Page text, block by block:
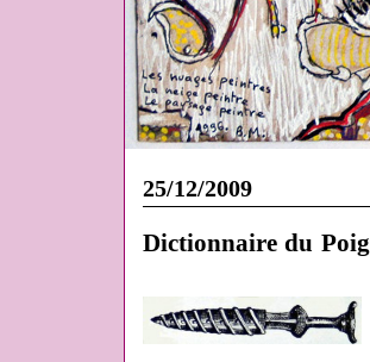
25/12/2009
Dictionnaire du